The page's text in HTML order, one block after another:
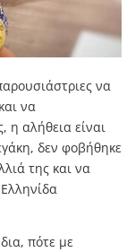
να
να
η αλήθεια είναι
δεν φοβήθηκε
της και να
πότε με